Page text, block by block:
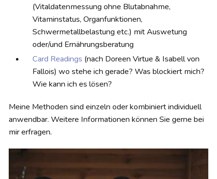
(Vitaldatenmessung ohne Blutabnahme,
Vitaminstatus, Organfunktionen,
Schwermetallbelastung etc.) mit Auswetung
oder/und Ernährungsberatung
Card Readings (nach Doreen Virtue & Isabell von
Fallois) wo stehe ich gerade? Was blockiert mich?
Wie kann ich es lösen?
Meine Methoden sind einzeln oder kombiniert individuell
anwendbar. Weitere Informationen können Sie gerne bei
mir erfragen.